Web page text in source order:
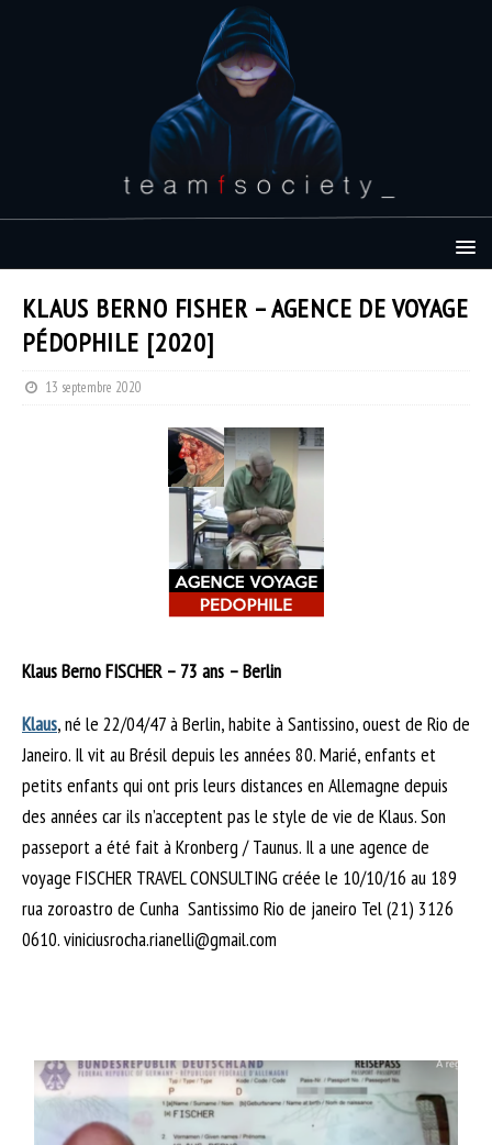
KLAUS BERNO FISHER – AGENCE DE VOYAGE
PÉDOPHILE [2020]
13 septembre 2020
Klaus Berno FISCHER – 73 ans – Berlin
Klaus, né le 22/04/47 à Berlin, habite à Santissino, ouest de Rio de
Janeiro. Il vit au Brésil depuis les années 80. Marié, enfants et
petits enfants qui ont pris leurs distances en Allemagne depuis
des années car ils n’acceptent pas le style de vie de Klaus. Son
passeport a été fait à Kronberg / Taunus. Il a une agence de
voyage FISCHER TRAVEL CONSULTING créée le 10/10/16 au 189
rua zoroastro de Cunha Santissimo Rio de janeiro Tel (21) 3126
0610. viniciusrocha.rianelli@gmail.com